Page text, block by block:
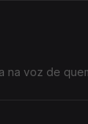
na voz de